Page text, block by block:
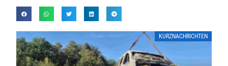
KURZNACHRICHTEN